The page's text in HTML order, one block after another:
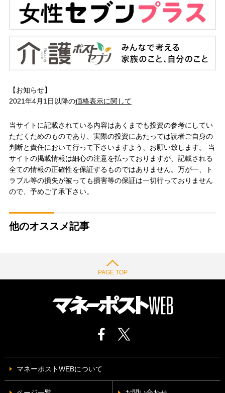
【お知らせ】
2021年4月1日以降の価格表示に関して
当サイトに記載されている内容はあくまでも投資の参考にしてい
ただくためのものであり、実際の投資にあたっては読者ご自身の
判断と責任において行って下さいますよう、お願い致します。 当
サイトの掲載情報は細心の注意を払っておりますが、記載される
全ての情報の正確性を保証するものではありません。万が一、ト
ラブル等の損失が被っても損害等の保証は一切行っておりません
ので、予めご了承下さい。
他のオススメ記事
PAGE TOP
マネーポストWEBについて